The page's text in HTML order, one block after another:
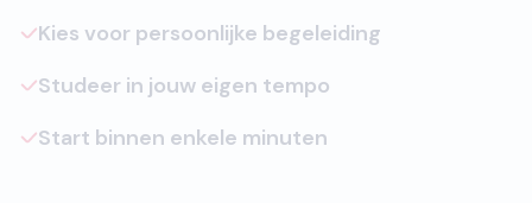
Kies voor persoonlijke begeleiding
Studeer in jouw eigen tempo
Start binnen enkele minuten